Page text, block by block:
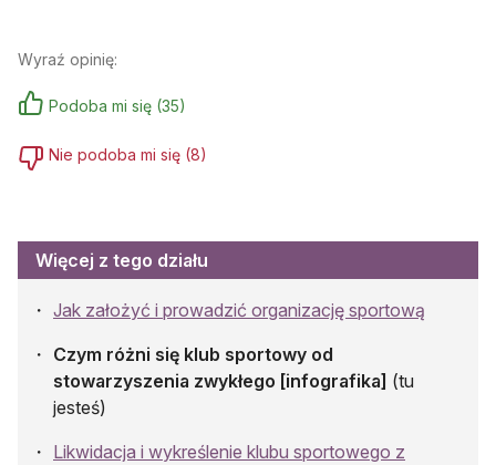
Wyraź opinię:
Podoba mi się (35)
Nie podoba mi się (8)
Więcej z tego działu
Jak założyć i prowadzić organizację sportową
Czym różni się klub sportowy od
stowarzyszenia zwykłego [infografika] (tu
jesteś)
Likwidacja i wykreślenie klubu sportowego z